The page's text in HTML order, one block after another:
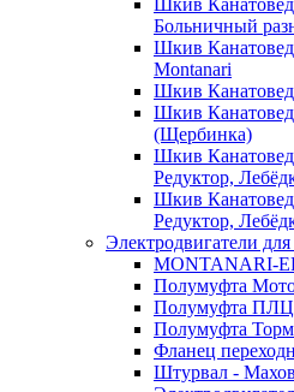
Шкив
Больничный
Шкив
Montanari
Шкив
Шкив
(Щербинка)
Шкив
Редуктор,
Шкив
Редуктор,
Электродвигатели
MONTANARI-
Полумуфта
Полумуфта
Полумуфта
Фланец
Штурвал -